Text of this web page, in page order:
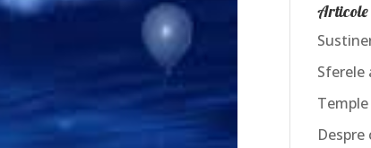
Articole
Sferele
Despre